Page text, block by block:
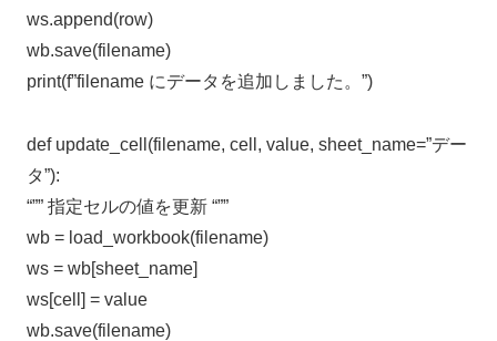
ws.append(row)
wb.save(filename)
print(f”filename にデータを追加しました。”)
def update_cell(filename, cell, value, sheet_name=”デー
タ”):
“”” 指定セルの値を更新 “””
wb = load_workbook(filename)
ws = wb[sheet_name]
ws[cell] = value
wb.save(filename)